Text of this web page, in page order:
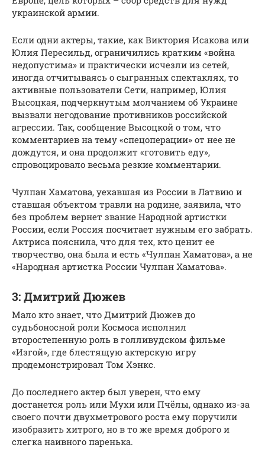
украинской армии.
Если одни актеры, такие, как Виктория Исакова или
Юлия Пересильд, ограничились кратким «война
недопустима» и практически исчезли из сетей,
иногда отчитываясь о сыгранных спектаклях, то
активные пользователи Сети, например, Юлия
Высоцкая, подчеркнутым молчанием об Украине
вызвали негодование противников российской
агрессии. Так, сообщение Высоцкой о том, что
комментариев на тему «спецоперации» от нее не
дождутся, и она продолжит «готовить еду»,
спровоцировало весьма резкие комментарии.
Чулпан Хаматова, уехавшая из России в Латвию и
ставшая объектом травли на родине, заявила, что
без проблем вернет звание Народной артистки
России, если Россия посчитает нужным его забрать.
Актриса пояснила, что для тех, кто ценит ее
творчество, она была и есть «Чулпан Хаматова», а не
«Народная артистка России Чулпан Хаматова».
3: Дмитрий Дюжев
Мало кто знает, что Дмитрий Дюжев до
судьбоносной роли Космоса исполнил
второстепенную роль в голливудском фильме
«Изгой», где блестящую актерскую игру
продемонстрировал Том Хэнкс.
До последнего актер был уверен, что ему
достанется роль или Мухи или Пчёлы, однако из-за
своего почти двухметрового роста ему поручили
изобразить хитрого, но в то же время доброго и
слегка наивного паренька.